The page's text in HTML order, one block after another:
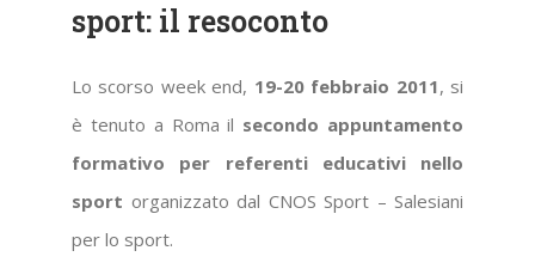
sport: il resoconto
Lo scorso week end, 19-20 febbraio 2011, si
è tenuto a Roma il secondo appuntamento
formativo per referenti educativi nello
sport organizzato dal CNOS Sport – Salesiani
per lo sport.